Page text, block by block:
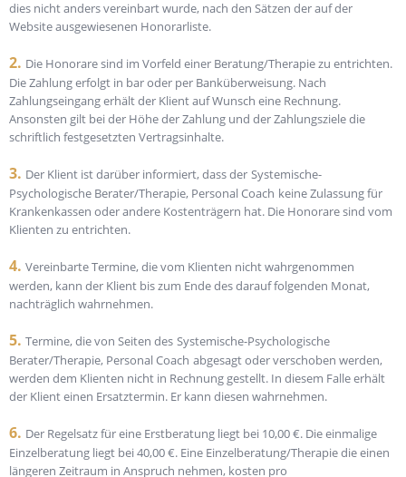
dies nicht anders vereinbart wurde, nach den Sätzen der auf der
Website ausgewiesenen Honorarliste.
2. Die Honorare sind im Vorfeld einer Beratung/Therapie zu entrichten.
Die Zahlung erfolgt in bar oder per Banküberweisung. Nach
Zahlungseingang erhält der Klient auf Wunsch eine Rechnung.
Ansonsten gilt bei der Höhe der Zahlung und der Zahlungsziele die
schriftlich festgesetzten Vertragsinhalte.
3. Der Klient ist darüber informiert, dass der Systemische-
Psychologische Berater/Therapie, Personal Coach keine Zulassung für
Krankenkassen oder andere Kostenträgern hat. Die Honorare sind vom
Klienten zu entrichten.
4. Vereinbarte Termine, die vom Klienten nicht wahrgenommen
werden, kann der Klient bis zum Ende des darauf folgenden Monat,
nachträglich wahrnehmen.
5. Termine, die von Seiten des Systemische-Psychologische
Berater/Therapie, Personal Coach abgesagt oder verschoben werden,
werden dem Klienten nicht in Rechnung gestellt. In diesem Falle erhält
der Klient einen Ersatztermin. Er kann diesen wahrnehmen.
6. Der Regelsatz für eine Erstberatung liegt bei 10,00 €. Die einmalige
Einzelberatung liegt bei 40,00 €. Eine Einzelberatung/Therapie die einen
längeren Zeitraum in Anspruch nehmen, kosten pro